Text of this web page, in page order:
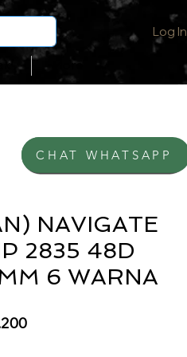
Log In
More
NAVIGATE
2835 48D
6 WARNA
Sale
BELI DI SHOPEE
CHAT WHATSAPP